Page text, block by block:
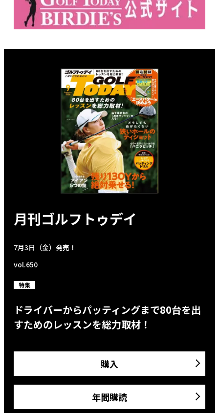
月刊ゴルフトゥデイ
7月3日（金）発売！
vol.650
特集
ドライバーからパッティングまで80台を出
すためのレッスンを総力取材！
購入
年間購読